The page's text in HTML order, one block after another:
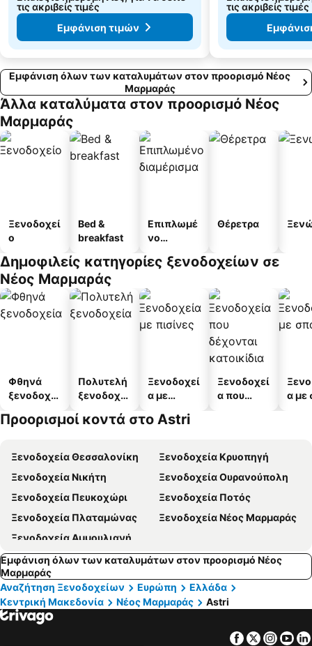
τις ακριβείς τιμές
Εμφάνιση τιμών
τις ακριβείς τιμές
Εμφάνιση όλων των καταλυμάτων στον προορισμό Νέος
Μαρμαράς
Άλλα καταλύματα στον προορισμό Νέος
Μαρμαράς
Ξενοδοχεί
ο
Bed &
breakfast
Επιπλωμέ
νο
α
Θέρετρα
Δημοφιλείς κατηγορίες ξενοδοχείων σε
Νέος Μαρμαράς
Φθηνά
ξενοδοχεί
Πολυτελή
ξενοδοχεί
Ξενοδοχεί
α με
Ξενοδοχεί
α που
α με
Προορισμοί κοντά στο Astri
Ξενοδοχεία Θεσσαλονίκη
Ξενοδοχεία Κρυοπηγή
Ξενοδοχεία Νικήτη
Ξενοδοχεία Ουρανούπολη
Ξενοδοχεία Πευκοχώρι
Ξενοδοχεία Ποτός
Ξενοδοχεία Πλαταμώνας
Ξενοδοχεία Νέος Μαρμαράς
Ξενοδοχεία Αμμουλιανή
Εμφάνιση όλων των καταλυμάτων στον προορισμό Νέος
Μαρμαράς
Αναζήτηση Ξενοδοχείων
Ευρώπη
Ελλάδα
Κεντρική Μακεδονία
Νέος Μαρμαράς Astri
Facebook
Twitter